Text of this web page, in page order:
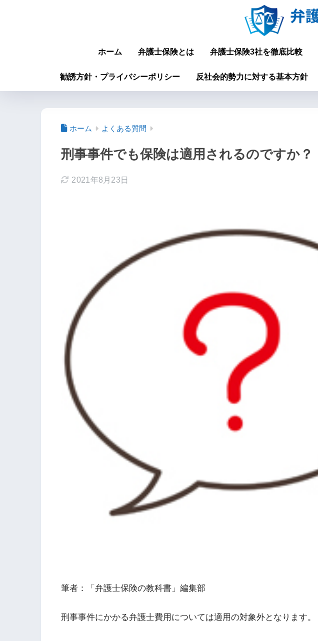
ホーム 弁護士保険とは 弁護士保険3社を徹底比較
勧誘方針・プライバシーポリシー 反社会的勢力に対する基本方針
ホーム よくある質問
刑事事件でも保険は適用されるのですか？
2021年8月23日
筆者：「弁護士保険の教科書」編集部
刑事事件にかかる弁護士費用については適用の対象外となります。